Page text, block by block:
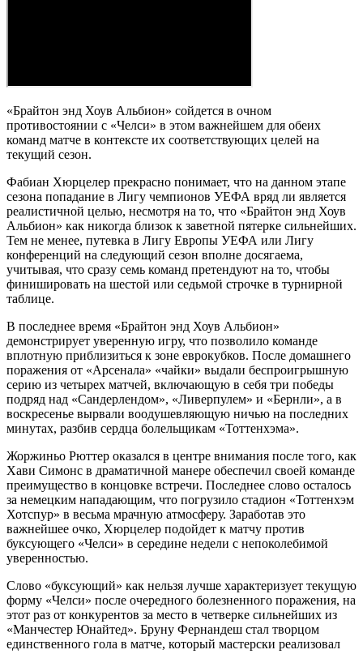
«Брайтон энд Хоув Альбион» сойдется в очном
противостоянии с «Челси» в этом важнейшем для обеих
команд матче в контексте их соответствующих целей на
текущий сезон.
Фабиан Хюрцелер прекрасно понимает, что на данном этапе
сезона попадание в Лигу чемпионов УЕФА вряд ли является
реалистичной целью, несмотря на то, что «Брайтон энд Хоув
Альбион» как никогда близок к заветной пятерке сильнейших.
Тем не менее, путевка в Лигу Европы УЕФА или Лигу
конференций на следующий сезон вполне досягаема,
учитывая, что сразу семь команд претендуют на то, чтобы
финишировать на шестой или седьмой строчке в турнирной
таблице.
В последнее время «Брайтон энд Хоув Альбион»
демонстрирует уверенную игру, что позволило команде
вплотную приблизиться к зоне еврокубков. После домашнего
поражения от «Арсенала» «чайки» выдали беспроигрышную
серию из четырех матчей, включающую в себя три победы
подряд над «Сандерлендом», «Ливерпулем» и «Бернли», а в
воскресенье вырвали воодушевляющую ничью на последних
минутах, разбив сердца болельщикам «Тоттенхэма».
Жоржиньо Рюттер оказался в центре внимания после того, как
Хави Симонс в драматичной манере обеспечил своей команде
преимущество в концовке встречи. Последнее слово осталось
за немецким нападающим, что погрузило стадион «Тоттенхэм
Хотспур» в весьма мрачную атмосферу. Заработав это
важнейшее очко, Хюрцелер подойдет к матчу против
буксующего «Челси» в середине недели с непоколебимой
уверенностью.
Слово «буксующий» как нельзя лучше характеризует текущую
форму «Челси» после очередного болезненного поражения, на
этот раз от конкурентов за место в четверке сильнейших из
«Манчестер Юнайтед». Бруну Фернандеш стал творцом
единственного гола в матче, который мастерски реализовал